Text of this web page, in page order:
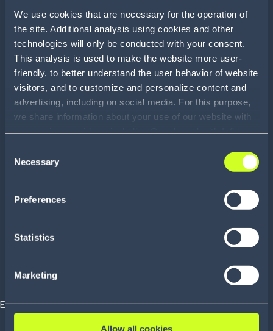
We use cookies that are necessary for the operation of
the site. Additional analysis using cookies and other
technologies will only be conducted with your consent.
This analysis is used to make the website more user-
friendly, to better understand the user behavior of website
visitors, and to customize and personalize content and
advertising, including on social media. For this purpose,
we share information about your use of our website with
information with other data that you have provided to
them or that they have collected as part of your use of
the services. By consenting to the use of Google, you
also consent to the storage and reading of data by
more information, including the ability to revoke your
consent and the service providers we use, please refer to
Selection
Necessary
Preferences
Statistics
Marketing
Allow all cookies
logiciels existants
Conçu pour les
opérateurs terrain
Visibilité en temps
réel sur les
Déploiement simple,
intégration facilitée
EBOOK